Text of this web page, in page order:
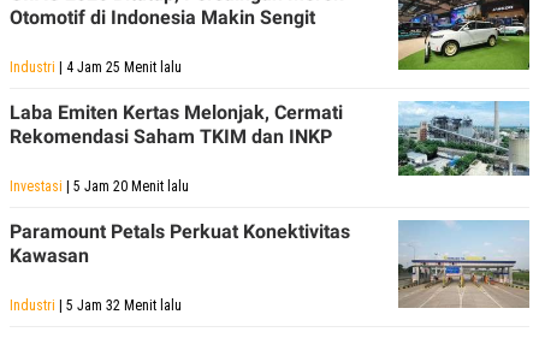
Otomotif di Indonesia Makin Sengit
Industri | 4 Jam 25 Menit lalu
Laba Emiten Kertas Melonjak, Cermati
Rekomendasi Saham TKIM dan INKP
Investasi | 5 Jam 20 Menit lalu
Paramount Petals Perkuat Konektivitas
Kawasan
Industri | 5 Jam 32 Menit lalu